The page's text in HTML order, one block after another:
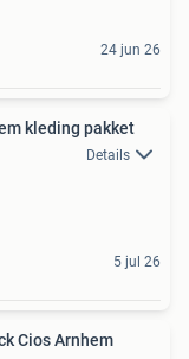
24 jun 26
kleding pakket
Details
5 jul 26
Cios Arnhem